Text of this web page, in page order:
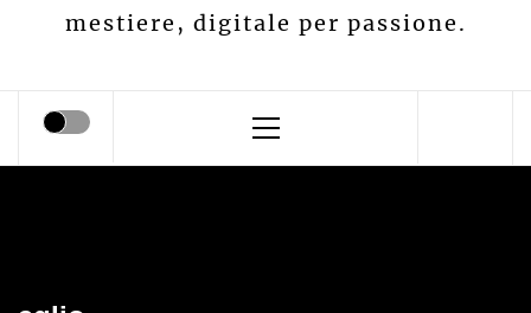
mestiere, digitale per passione.
Menu